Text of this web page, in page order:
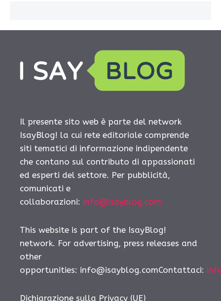
Il presente sito web è parte del network
IsayBlog! la cui rete editoriale comprende
siti tematici di informazione indipendente
che contano sul contributo di appassionati
ed esperti del settore. Per pubblicità,
comunicati e
collaborazioni: info@isayblog.com
This website is part of the IsayBlog!
network. For advertising, press releases and
other
opportunities: info@isayblog.comContattaci:
Dichiarazione sulla Privacy (UE)